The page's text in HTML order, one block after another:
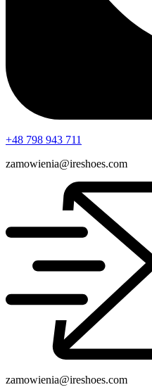
+48 798 943 711
zamowienia@ireshoes.com
zamowienia@ireshoes.com